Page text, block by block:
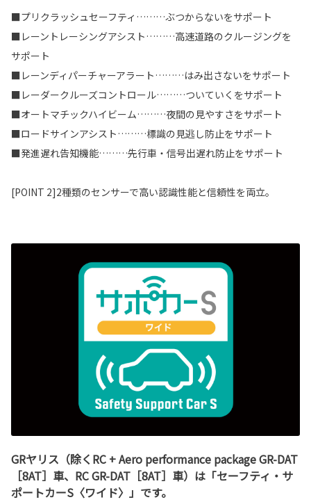
■プリクラッシュセーフティ………ぶつからないをサポート
■レーントレーシングアシスト………高速道路のクルージングを
サポート
■レーンディパーチャーアラート………はみ出さないをサポート
■レーダークルーズコントロール………ついていくをサポート
■オートマチックハイビーム………夜間の見やすさをサポート
■ロードサインアシスト………標識の見逃し防止をサポート
■発進遅れ告知機能………先行車・信号出遅れ防止をサポート
[POINT 2]2種類のセンサーで高い認識性能と信頼性を両立。
GRヤリス（除くRC + Aero performance package GR-DAT
［8AT］車、RC GR-DAT［8AT］車）は「セーフティ・サ
ポートカーS〈ワイド〉」です。